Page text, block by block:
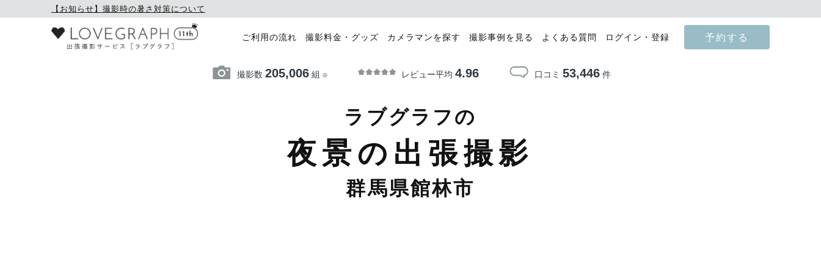
【お知らせ】撮影時の暑さ対策について
ご利用の流れ 撮影料金・グッズ カメラマンを探す 撮影事例を見る よくある質問 ログイン・登録 予約する
撮影数 205,006組 ※ レビュー平均 4.96 口コミ 53,446件
ラブグラフの
夜景の出張撮影
群馬県館林市